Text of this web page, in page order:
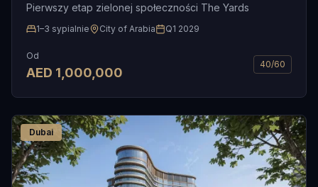
Pierwszy etap zielonej społeczności The Yards
1–3 sypialnie City of Arabia Q1 2029
Od
AED 1,000,000
40/60
Dubai